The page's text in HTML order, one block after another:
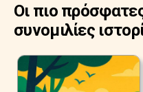
Οι πιο
συνομιλίες